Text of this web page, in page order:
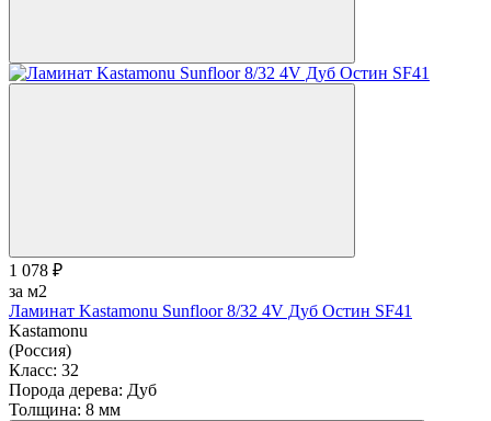
1 078 ₽
за м2
Ламинат Kastamonu Sunfloor 8/32 4V Дуб Остин SF41
Kastamonu
(Россия)
Класс: 32
Порода дерева: Дуб
Толщина: 8 мм